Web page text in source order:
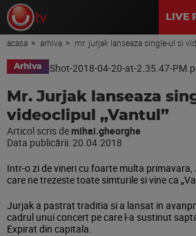
LIVE
acasa arhiva mr. jurjak lanseaza single-ul si
Arhiva
Mr. Jurjak lanseaza
videoclipul „Vantul”
Articol scris demihai.gheorghe
Data publicării:20.04.2018
Intr-o zi de vineri cu foarte multa
care ne trezeste toate simturile si vine ca
Jurjak a pastrat traditia si a lansat in
cadrul unui concert pe care l-a sustinut
Expirat din capitala.